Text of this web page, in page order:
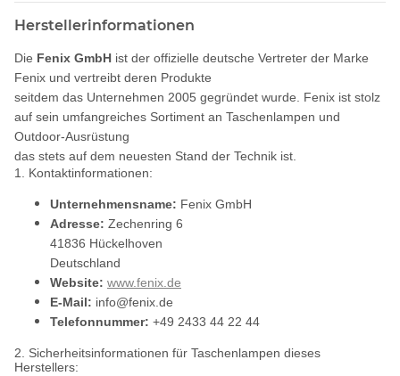
Herstellerinformationen
Die Fenix GmbH ist der offizielle deutsche Vertreter der Marke
Fenix und vertreibt deren Produkte
seitdem das Unternehmen 2005 gegründet wurde. Fenix ist stolz
auf sein umfangreiches Sortiment an Taschenlampen und
Outdoor-Ausrüstung
das stets auf dem neuesten Stand der Technik ist.
1. Kontaktinformationen:
Unternehmensname: Fenix GmbH
Adresse: Zechenring 6
41836 Hückelhoven
Deutschland
Website: www.fenix.de
E-Mail: info@fenix.de
Telefonnummer: +49 2433 44 22 44
2. Sicherheitsinformationen für Taschenlampen dieses
Herstellers: